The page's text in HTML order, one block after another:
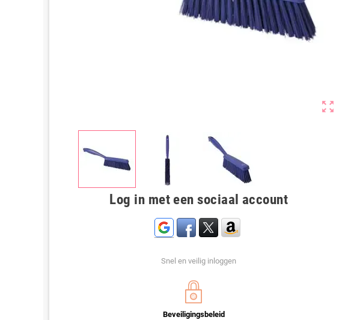
zoom_out_map
Log in met een sociaal account
Snel en veilig inloggen
Beveiligingsbeleid